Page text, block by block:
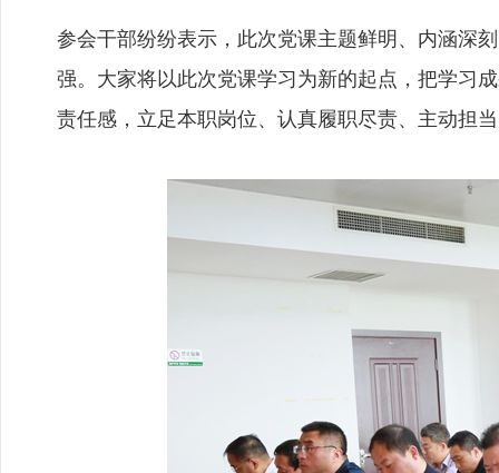
参会干部纷纷表示，此次党课主题鲜明、内涵深
强。大家将以此次党课学习为新的起点，把学习
责任感，立足本职岗位、认真履职尽责、主动担